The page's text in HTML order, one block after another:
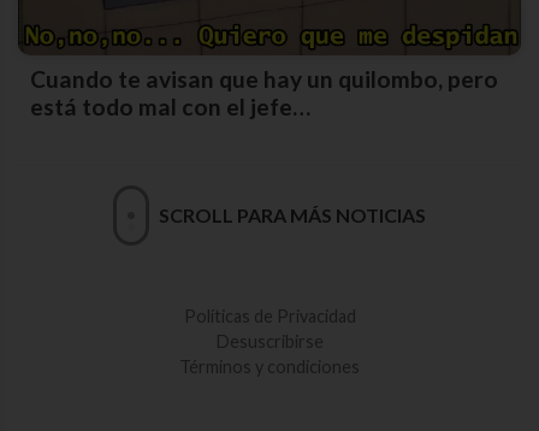
Cuando te avisan que hay un quilombo, pero
está todo mal con el jefe…
SCROLL PARA MÁS NOTICIAS
Políticas de Privacidad
Desuscribirse
Términos y condiciones